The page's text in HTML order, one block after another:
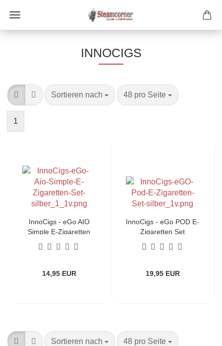
INNOCIGS
Sortieren nach
Sortieren nach 48 pro Seite
pro Seite
1
InnoCigs - eGo AIO
Simple E-Zigaretten
14,95 EUR
InnoCigs - eGo POD E-
Zigaretten Set
19,95 EUR
Sortieren nach
Sortieren nach 48 pro Seite
pro Seite